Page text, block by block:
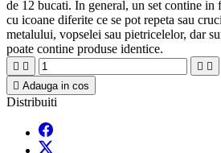
de 12 bucati. In general, un set contine in
cu icoane diferite ce se pot repeta sau
metalului, vopselei sau pietricelelor, dar
poate contine produse identice.
   
 Adauga in cos
Distribuiti